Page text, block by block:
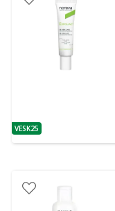
patarimas
VESK25